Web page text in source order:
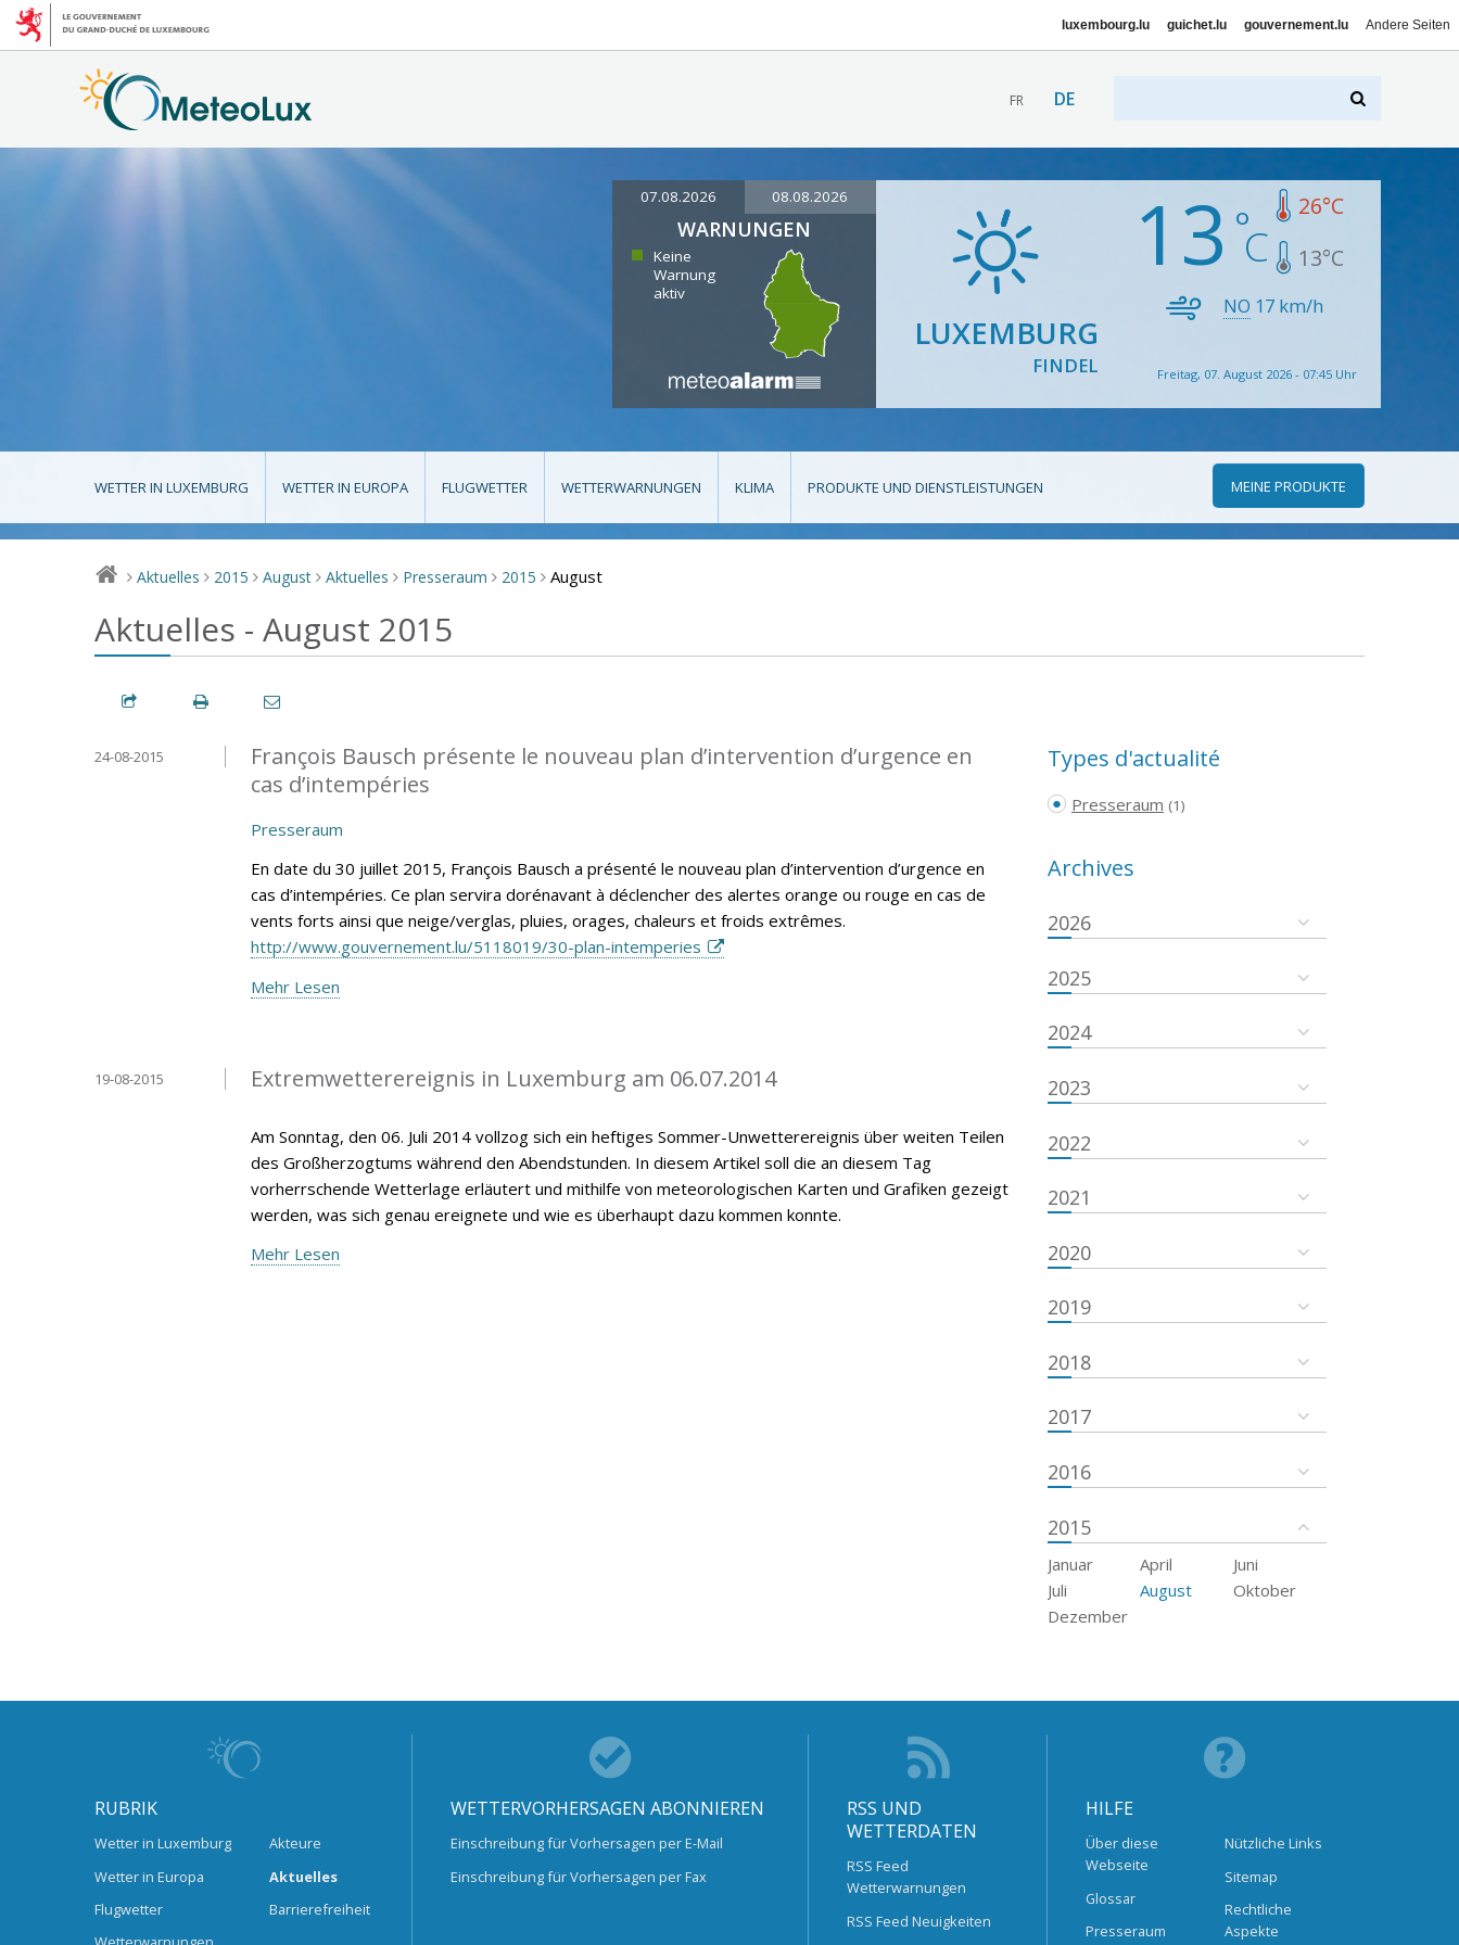
luxembourg.lu guichet.lu gouvernement.lu Andere Seiten
FR DE
07.08.2026 08.08.2026
WARNUNGEN
Keine
Warnung
aktiv
LUXEMBURG
FINDEL
13 26°C
13°C
NO 17 km/h
Freitag, 07. August 2026 - 07:45 Uhr
WETTER IN LUXEMBURG WETTER IN EUROPA FLUGWETTER WETTERWARNUNGEN KLIMA PRODUKTE UND DIENSTLEISTUNGEN MEINE PRODUKTE
> Aktuelles > 2015 > August > Aktuelles > Presseraum > 2015 > August
Aktuelles - August 2015
François Bausch présente le nouveau plan d’intervention d’urgence en
cas d’intempéries
24-08-2015
Presseraum
En date du 30 juillet 2015, François Bausch a présenté le nouveau plan d’intervention d’urgence en
cas d’intempéries. Ce plan servira dorénavant à déclencher des alertes orange ou rouge en cas de
vents forts ainsi que neige/verglas, pluies, orages, chaleurs et froids extrêmes.
http://www.gouvernement.lu/5118019/30-plan-intemperies
Mehr Lesen
Extremwetterereignis in Luxemburg am 06.07.2014
19-08-2015
Am Sonntag, den 06. Juli 2014 vollzog sich ein heftiges Sommer-Unwetterereignis über weiten Teilen
des Großherzogtums während den Abendstunden. In diesem Artikel soll die an diesem Tag
vorherrschende Wetterlage erläutert und mithilfe von meteorologischen Karten und Grafiken gezeigt
werden, was sich genau ereignete und wie es überhaupt dazu kommen konnte.
Mehr Lesen
Types d'actualité
Presseraum (1)
Archives
2026
2025
2024
2023
2022
2021
2020
2019
2018
2017
2016
2015
Januar April
Juni
Juli
August
Oktober
Dezember
RUBRIK
Wetter in Luxemburg
Wetter in Europa
Flugwetter
Akteure
Aktuelles
Barrierefreiheit
WETTERVORHERSAGEN ABONNIEREN
Einschreibung für Vorhersagen per E-Mail
Einschreibung für Vorhersagen per Fax
RSS UND
WETTERDATEN
RSS Feed
Wetterwarnungen
RSS Feed Neuigkeiten
HILFE
Über diese
Webseite
Glossar
Presseraum
Nützliche Links
Sitemap
Rechtliche
Aspekte